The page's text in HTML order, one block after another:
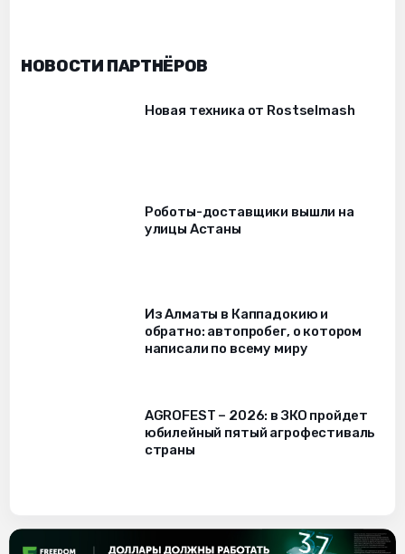
НОВОСТИ ПАРТНЁРОВ
Новая техника от Rostselmash
Роботы-доставщики вышли на
улицы Астаны
Из Алматы в Каппадокию и
обратно: автопробег, о котором
написали по всему миру
AGROFEST – 2026: в ЗКО пройдет
юбилейный пятый агрофестиваль
страны